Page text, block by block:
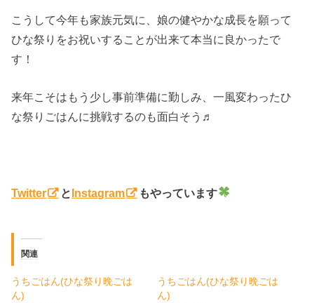
こうして今年も家族元気に、娘の健やかな成長を願って
ひな祭りをお祝いすることが出来て本当に良かったで
す！
来年こそはもう少し事前準備に勤しみ、一風変わったひ
な祭りごはんに挑戦するのも面白そう♬
Twitter とInstagram もやっています
関連
うちごはん(ひな祭り晩ごは
ん)
うちごはん(ひな祭り晩ごは
ん)